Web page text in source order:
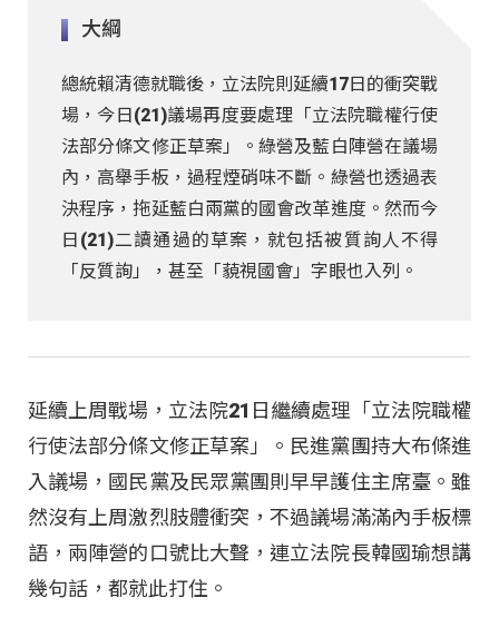
大綱
總統賴清德就職後，立法院則延續17日的衝突戰
場，今日(21)議場再度要處理「立法院職權行使
法部分條文修正草案」。綠營及藍白陣營在議場
內，高舉手板，過程煙硝味不斷。綠營也透過表
決程序，拖延藍白兩黨的國會改革進度。然而今
日(21)二讀通過的草案，就包括被質詢人不得
「反質詢」，甚至「藐視國會」字眼也入列。
延續上周戰場，立法院21日繼續處理「立法院職權
行使法部分條文修正草案」。民進黨團持大布條進
入議場，國民黨及民眾黨團則早早護住主席臺。雖
然沒有上周激烈肢體衝突，不過議場滿滿內手板標
語，兩陣營的口號比大聲，連立法院長韓國瑜想講
幾句話，都就此打住。